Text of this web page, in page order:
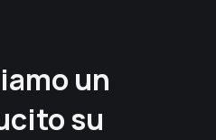
un
su